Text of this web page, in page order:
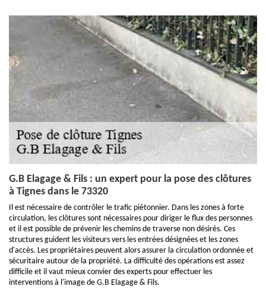
G.B Elagage & Fils : un expert pour la pose des clôtures
à Tignes dans le 73320
Il est nécessaire de contrôler le trafic piétonnier. Dans les zones à forte
circulation, les clôtures sont nécessaires pour diriger le flux des personnes
et il est possible de prévenir les chemins de traverse non désirés. Ces
structures guident les visiteurs vers les entrées désignées et les zones
d'accès. Les propriétaires peuvent alors assurer la circulation ordonnée et
sécuritaire autour de la propriété. La difficulté des opérations est assez
difficile et il vaut mieux convier des experts pour effectuer les
interventions à l'image de G.B Elagage & Fils.